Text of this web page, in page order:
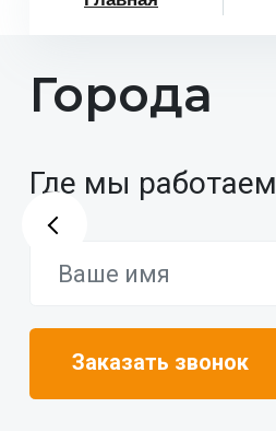
Города
Где мы работаем